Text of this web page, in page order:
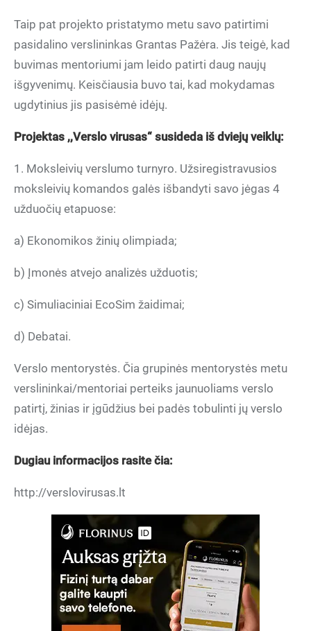
Taip pat projekto pristatymo metu savo patirtimi
pasidalino verslininkas Grantas Pažėra. Jis teigė, kad
buvimas mentoriumi jam leido patirti daug naujų
išgyvenimų. Keisčiausia buvo tai, kad mokydamas
ugdytinius jis pasisėmė idėjų.
Projektas ,,Verslo virusas“ susideda iš dviejų veiklų:
1. Moksleivių verslumo turnyro. Užsiregistravusios
moksleivių komandos galės išbandyti savo jėgas 4
užduočių etapuose:
a) Ekonomikos žinių olimpiada;
b) Įmonės atvejo analizės užduotis;
c) Simuliaciniai EcoSim žaidimai;
d) Debatai.
Verslo mentorystės. Čia grupinės mentorystės metu
verslininkai/mentoriai perteiks jaunuoliams verslo
patirtį, žinias ir įgūdžius bei padės tobulinti jų verslo
idėjas.
Dugiau informacijos rasite čia:
http://verslovirusas.lt